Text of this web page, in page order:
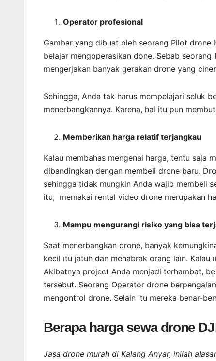
Operator profesional
Gambar yang dibuat oleh seorang Pilot
belajar mengoperasikan done. Sebab
mengerjakan banyak gerakan drone yang
Sehingga, Anda tak harus mempelajari seluk
menerbangkannya. Karena, hal itu pun
Memberikan harga relatif terjangkau
Kalau membahas mengenai harga, tentu saja
dibandingkan dengan membeli drone baru.
sehingga tidak mungkin Anda wajib membeli
itu, memakai rental video drone merupakan
Mampu mengurangi risiko yang bisa
Saat menerbangkan drone, banyak
kecil itu jatuh dan menabrak orang lain.
Akibatnya project Anda menjadi terhambat,
tersebut. Seorang Operator drone
mengontrol drone. Selain itu mereka benar-
Berapa harga sewa drone
Jasa drone murah di Kalang Anyar, inilah